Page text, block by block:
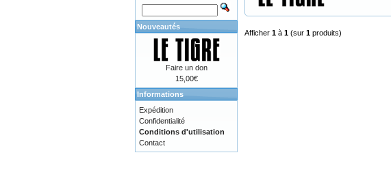
Afficher 1 à 1 (sur 1 produits)
Nouveautés
Faire un don
15,00€
Informations
Expédition
Confidentialité
Conditions d'utilisation
Contact